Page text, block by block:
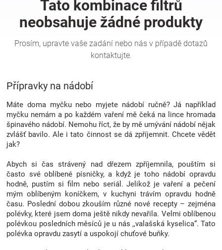
Hračky
pro
děti
oblečení
Novinky
Značky
Přípravky na nádobí
Máte doma myčku nebo myjete nádobí ručně? Já například
myčku nemám a po každém vaření mě čeká na lince hromada
špinavého nádobí. Nemohu říct, že by mě umývání nádobí nějak
zvlášť bavilo. Ale i tato činnost se dá zpříjemnit. Chcete vědět
jak?
Abych si čas strávený nad dřezem zpříjemnila, pouštím si
často své oblíbené písničky, a když je toho nádobí opravdu
hodně, pustím si film nebo seriál. Jelikož je vaření a pečení
mým oblíbeným koníčkem, v kuchyni trávím opravdu hodně
času. Poslední dobou zkouším různé nové recepty – zejména
polévky, které jsem doma ještě nikdy nevařila. Velmi oblíbenou
polévkou posledních měsíců je u nás ,,valašská kyselica“. Tato
polévka opravdu zasytí a uspokojí chuťové buňky.